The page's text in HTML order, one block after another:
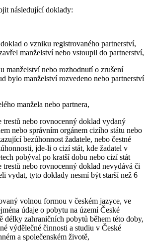
následující doklady:
o vzniku registrovaného partnerství,
manželství nebo vstoupil do partnerství,
manželství nebo rozhodnutí o zrušení
bylo manželství rozvedeno nebo partnerství
manžela nebo partnera,
trestů nebo rovnocenný doklad vydaný
nebo správním orgánem cizího státu nebo
bezúhonnost žadatele, nebo čestné
jde-li o cizí stát, kde žadatel v
pobýval po kratší dobu nebo cizí stát
trestů nebo rovnocenný doklad nevydává či
vydat, tyto doklady nesmí být starší než 6
volnou formou v českém jazyce, ve
údaje o pobytu na území České
délky zahraničních pobytů během této doby,
výdělečné činnosti a studiu v České
a společenském životě,